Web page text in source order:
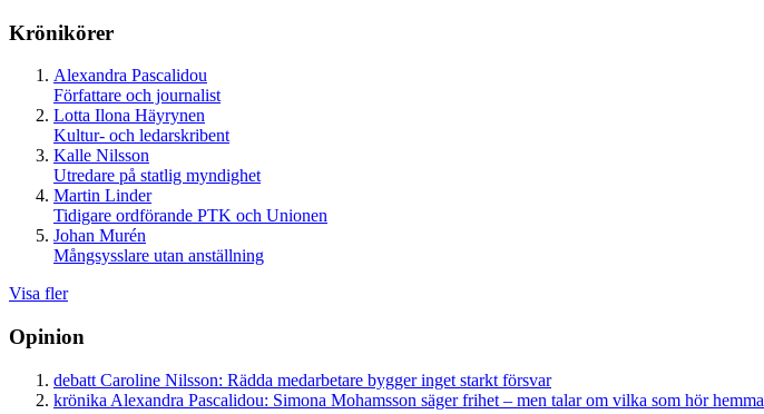
Krönikörer
Alexandra Pascalidou
Författare och journalist
Lotta Ilona Häyrynen
Kultur- och ledarskribent
Kalle Nilsson
Utredare på statlig myndighet
Martin Linder
Tidigare ordförande PTK och Unionen
Johan Murén
Mångsysslare utan anställning
Visa fler
Opinion
debatt Caroline Nilsson: Rädda medarbetare bygger inget starkt försvar
krönika Alexandra Pascalidou: Simona Mohamsson säger frihet – men talar om vilka som hör hemma